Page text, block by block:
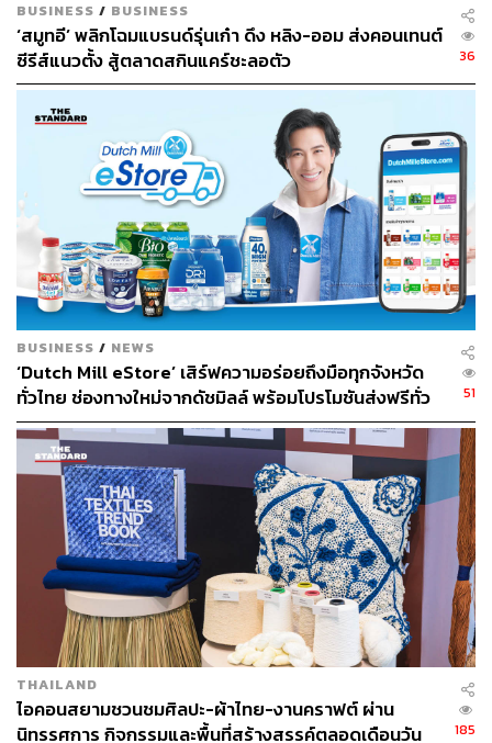
การเลือกเอสยังเชื่อมโยงกับประสบการณ์ส่วนตัวของเขา
จากอดีตนักว่ายน้ำที่ใช้ชีวิตกลางแจ้งและเผชิญแสงแดดเป็น
ประจำ ไปจนถึงการทำงานในวงการบันเทิงที่ต้องอยู่ภายใต้
แสงไฟและหน้ากล้องอยู่เสมอ กันแดดจึงเป็นส่วนหนึ่งของ
การดูแลตัวเองในชีวิตประจำวัน และสอดคล้องกับบทบาทพรี
เซนเตอร์กันแดดของ INGU ในครั้งนี้
BUSINESS / BUSINESS
‘สมูทอี’ พลิกโฉมแบรนด์รุ่นเก๋า ดึง หลิง-ออม ส่งคอนเทนต์
ซีรีส์แนวตั้ง สู้ตลาดสกินแคร์ชะลอตัว
36
BUSINESS / NEWS
‘Dutch Mill eStore’ เสิร์ฟความอร่อยถึงมือทุกจังหวัด
ทั่วไทย ช่องทางใหม่จากดัชมิลล์ พร้อมโปรโมชันส่งฟรีทั่ว
ประเทศ ส่งไว สั่งก่อนเที่ยง ได้ของวันถัดไป ส่งสินค้าแบบ
เย็นตรงจากโรงงาน [ADVERTORIAL]
51
THAILAND
ไอคอนสยามชวนชมศิลปะ-ผ้าไทย-งานคราฟต์ ผ่าน
นิทรรศการ กิจกรรมและพื้นที่สร้างสรรค์ตลอดเดือนวัน
185